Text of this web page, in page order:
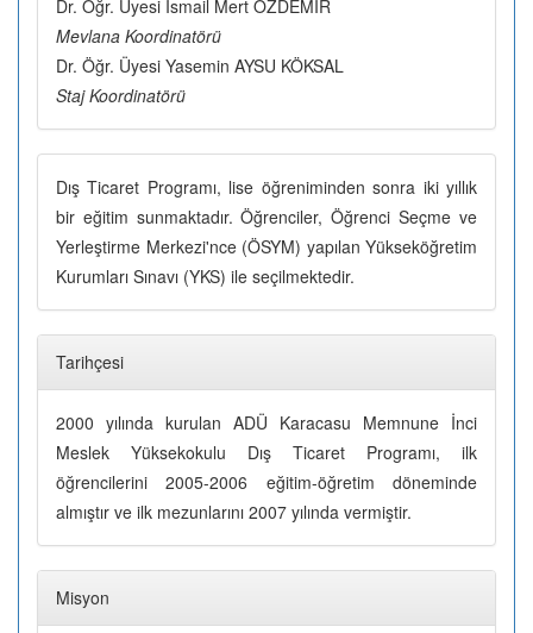
Dr. Öğr. Üyesi İsmail Mert ÖZDEMİR
Mevlana Koordinatörü
Dr. Öğr. Üyesi Yasemin AYSU KÖKSAL
Staj Koordinatörü
Dış Ticaret Programı, lise öğreniminden sonra iki yıllık
bir eğitim sunmaktadır. Öğrenciler, Öğrenci Seçme ve
Yerleştirme Merkezi'nce (ÖSYM) yapılan Yükseköğretim
Kurumları Sınavı (YKS) ile seçilmektedir.
Tarihçesi
2000 yılında kurulan ADÜ Karacasu Memnune İnci
Meslek Yüksekokulu Dış Ticaret Programı, ilk
öğrencilerini 2005-2006 eğitim-öğretim döneminde
almıştır ve ilk mezunlarını 2007 yılında vermiştir.
Misyon